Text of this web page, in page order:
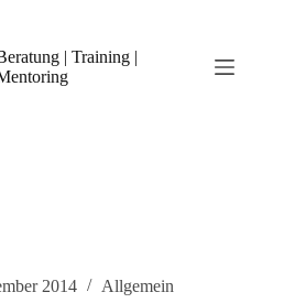
| Training |
2014 Allgemein